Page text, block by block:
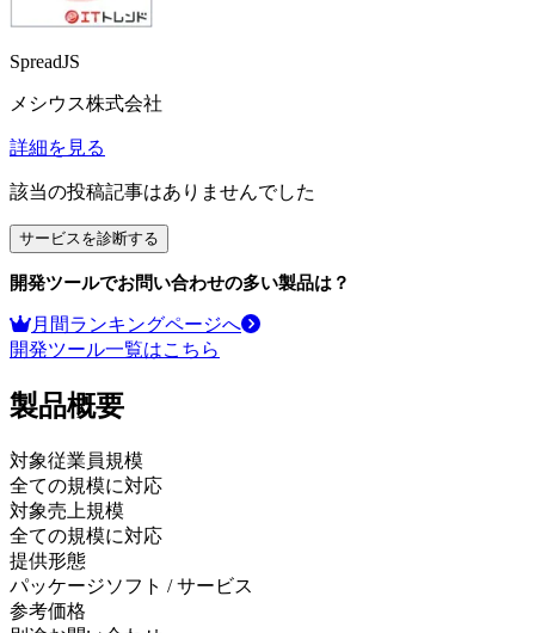
SpreadJS
メシウス株式会社
詳細を見る
該当の投稿記事はありませんでした
サービスを診断する
開発ツールでお問い合わせの多い製品は？
月間ランキングページへ
開発ツール一覧はこちら
製品概要
対象従業員規模
全ての規模に対応
対象売上規模
全ての規模に対応
提供形態
パッケージソフト / サービス
参考価格